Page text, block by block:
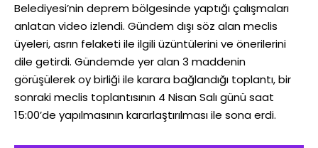
Belediyesi’nin deprem bölgesinde yaptığı çalışmaları
anlatan video izlendi. Gündem dışı söz alan meclis
üyeleri, asrın felaketi ile ilgili üzüntülerini ve önerilerini
dile getirdi. Gündemde yer alan 3 maddenin
görüşülerek oy birliği ile karara bağlandığı toplantı, bir
sonraki meclis toplantısının 4 Nisan Salı günü saat
15:00’de yapılmasının kararlaştırılması ile sona erdi.